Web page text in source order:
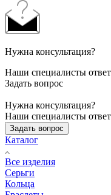
Нужна консультация?
Наши специалисты
Задать вопрос
Нужна консультация?
Наши специалисты
Задать вопрос
Каталог
Все изделия
Серьги
Кольца